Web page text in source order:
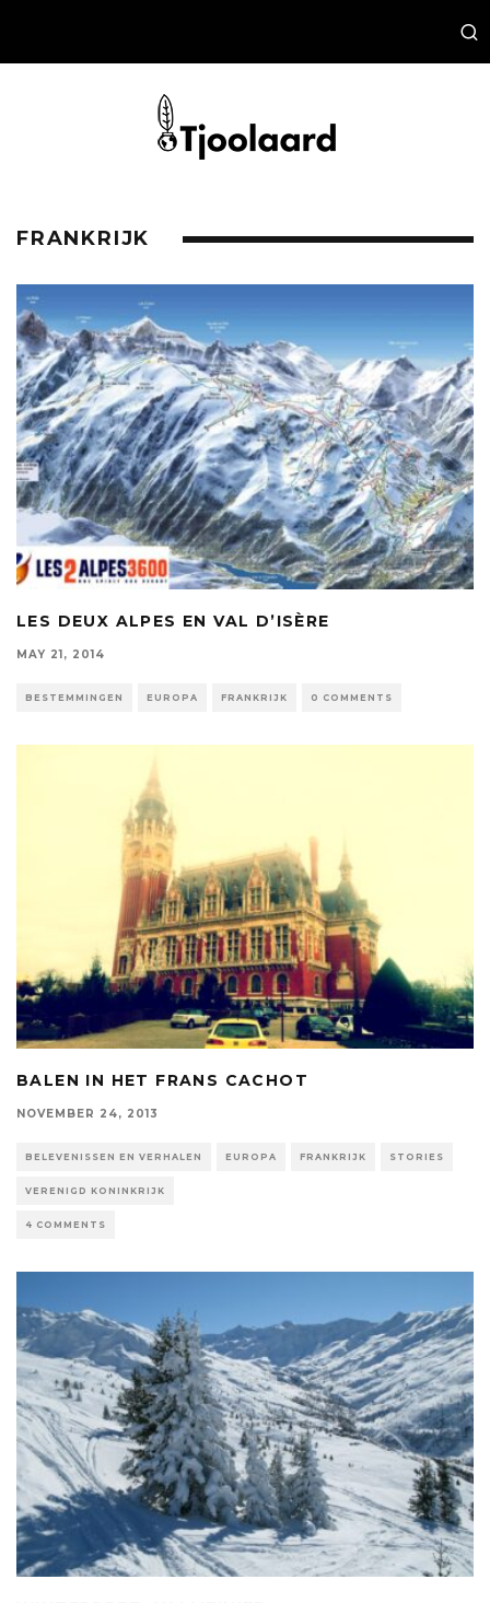
FRANKRIJK
LES DEUX ALPES EN VAL D’ISÈRE
MAY 21, 2014
BESTEMMINGEN EUROPA FRANKRIJK 0 COMMENTS
BALEN IN HET FRANS CACHOT
NOVEMBER 24, 2013
BELEVENISSEN EN VERHALEN EUROPA FRANKRIJK STORIES
VERENIGD KONINKRIJK
4 COMMENTS